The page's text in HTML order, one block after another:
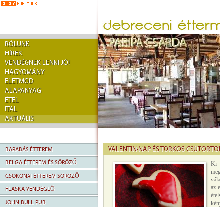
RÓLUNK
HÍREK
VENDÉGNEK LENNI JÓ!
HAGYOMÁNY
ÉLETMÓD
ALAPANYAG
ÉTEL
ITAL
AKTUÁLIS
BARABÁS ÉTTEREM
BELGA ÉTTEREM ÉS SÖRÖZŐ
CSOKONAI ÉTTEREM SÖRÖZŐ
FLASKA VENDÉGLŐ
JOHN BULL PUB
VALENTIN-NAP ÉS TORKOS
Ki
az